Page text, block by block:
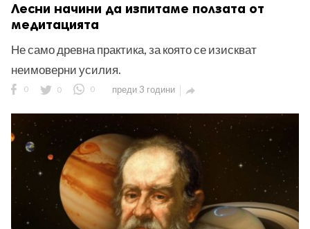
Лесни начини да изпитаме ползата от
медитацията
Не само древна практика, за която се изискват
неимоверни усилия.
0 0 0 преди 3 години 